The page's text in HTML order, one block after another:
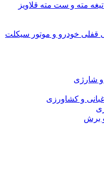
و ست متهقلاویز
خودرو و موتور سیکلت
و کشاورزی